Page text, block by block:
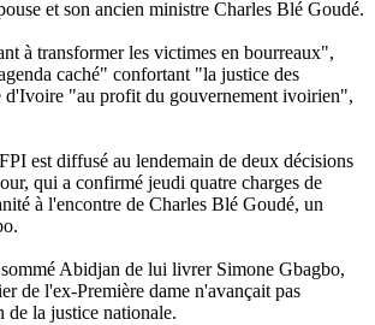
et son ancien ministre Charles Blé Goudé.
à transformer les victimes en bourreaux",
caché" confortant "la justice des
d'Ivoire "au profit du gouvernement ivoirien",
est diffusé au lendemain de deux décisions
qui a confirmé jeudi quatre charges de
à l'encontre de Charles Blé Goudé, un
Abidjan de lui livrer Simone Gbagbo,
de l'ex-Première dame n'avançait pas
de la justice nationale.